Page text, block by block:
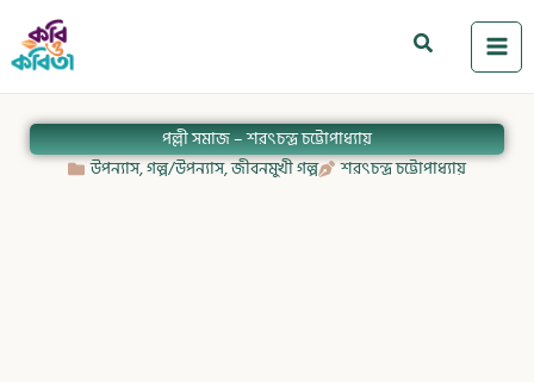
content
Search
পল্লী সমাজ – শরৎচন্দ্র চট্টোপাধ্যায়
উপন্যাস,গল্প/উপন্যাস,জীবনমুখী গল্প শরৎচন্দ্র চট্টোপাধ্যায়